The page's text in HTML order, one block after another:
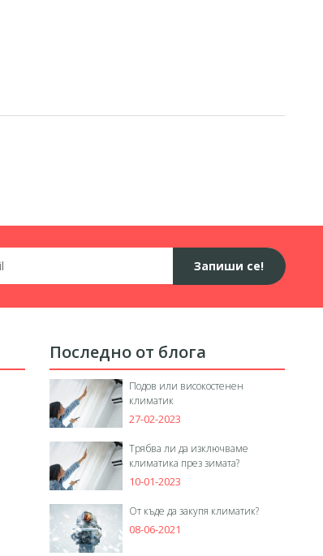
Запиши се!
Последно от блога
Подов или високостенен
климатик
27-02-2023
Трябва ли да изключваме
климатика през зимата?
10-01-2023
От къде да закупя климатик?
08-06-2021